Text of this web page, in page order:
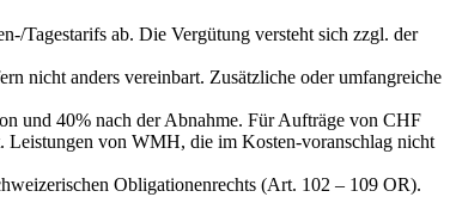
Tagestarifs ab. Die Vergütung versteht sich zzgl. der
nicht anders vereinbart. Zusätzliche oder umfangreiche
und 40% nach der Abnahme. Für Aufträge von CHF
Leistungen von WMH, die im Kosten-voranschlag nicht
Obligationenrechts (Art. 102 – 109 OR).